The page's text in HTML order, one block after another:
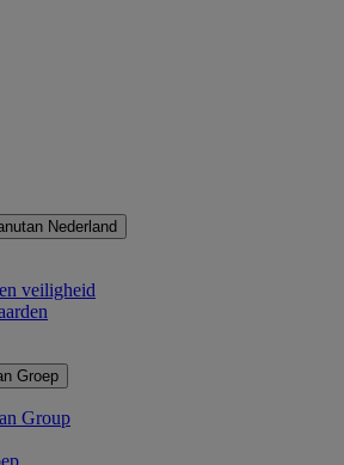
Nederland
veiligheid
Groep
Group